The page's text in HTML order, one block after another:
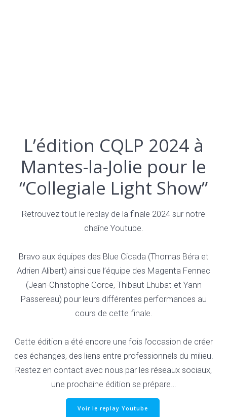
L’édition CQLP 2024 à
Mantes-la-Jolie pour le
“Collegiale Light Show”
Retrouvez tout le replay de la finale 2024 sur notre
chaîne Youtube.
Bravo aux équipes des Blue Cicada (Thomas Béra et
Adrien Alibert) ainsi que l’équipe des Magenta Fennec
(Jean-Christophe Gorce, Thibaut Lhubat et Yann
Passereau) pour leurs différentes performances au
cours de cette finale.
Cette édition a été encore une fois l’occasion de créer
des échanges, des liens entre professionnels du milieu.
Restez en contact avec nous par les réseaux sociaux,
une prochaine édition se prépare…
Voir le replay Youtube